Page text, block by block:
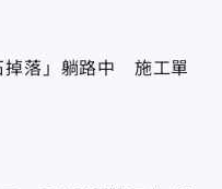
掉落」躺路中 施工單